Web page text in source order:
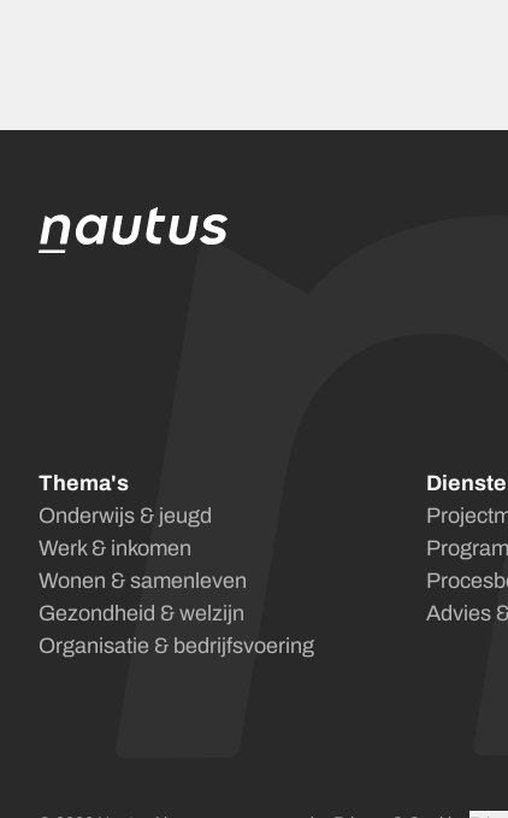
Thema's
Onderwijs & jeugd
Werk & inkomen
Wonen & samenleven
Gezondheid & welzijn
Organisatie & bedrijfsvoering
Advies